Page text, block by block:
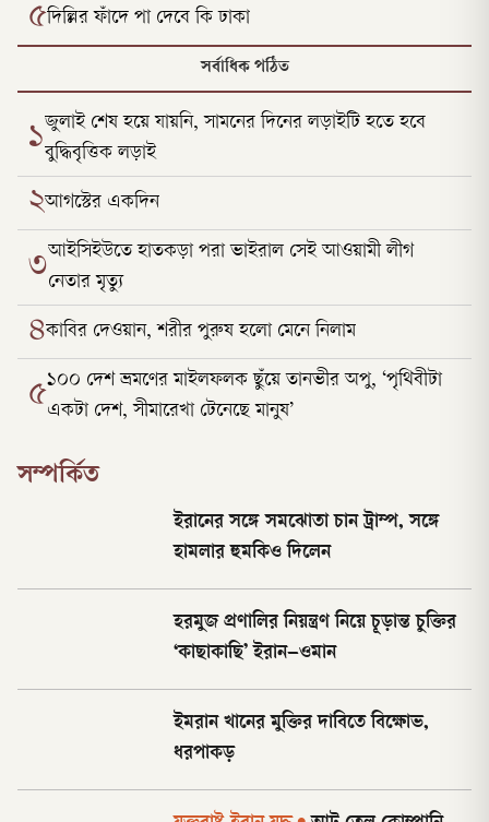
৫দিল্লির ফাঁদে পা দেবে কি ঢাকা
সর্বাধিক পঠিত
১জুলাই শেষ হয়ে যায়নি, সামনের দিনের লড়াইটি হতে হবে
বুদ্ধিবৃত্তিক লড়াই
২আগস্টের একদিন
৩আইসিইউতে হাতকড়া পরা ভাইরাল সেই আওয়ামী লীগ
নেতার মৃত্যু
৪কাবির দেওয়ান, শরীর পুরুষ হলো মেনে নিলাম
৫১০০ দেশ ভ্রমণের মাইলফলক ছুঁয়ে তানভীর অপু, ‘পৃথিবীটা
একটা দেশ, সীমারেখা টেনেছে মানুষ’
সম্পর্কিত
ইরানের সঙ্গে সমঝোতা চান ট্রাম্প, সঙ্গে
হামলার হুমকিও দিলেন
হরমুজ প্রণালির নিয়ন্ত্রণ নিয়ে চূড়ান্ত চুক্তির
‘কাছাকাছি’ ইরান–ওমান
ইমরান খানের মুক্তির দাবিতে বিক্ষোভ,
ধরপাকড়